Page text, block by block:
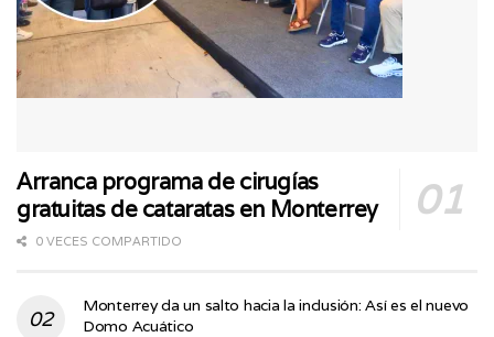
Arranca programa de cirugías
gratuitas de cataratas en Monterrey
0 VECES COMPARTIDO
Monterrey da un salto hacia la inclusión: Así es el nuevo
Domo Acuático